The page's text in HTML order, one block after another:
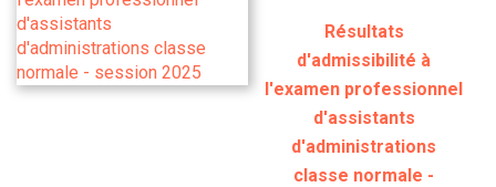
Résultats
d'admissibilité à
l'examen professionnel
d'assistants
d'administrations
classe normale -